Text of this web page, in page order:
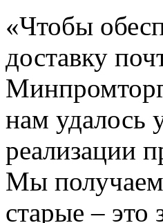
«Чтобы
доставку
нам удалось
реализации
Мы
старые – это